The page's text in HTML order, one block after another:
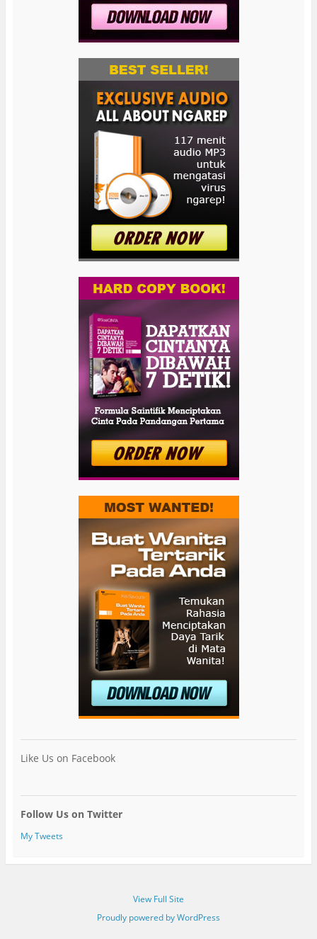
Like Us on Facebook
Follow Us on Twitter
My Tweets
View Full Site
Proudly powered by WordPress